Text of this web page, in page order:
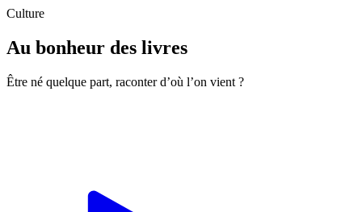
Culture
Au bonheur des livres
Être né quelque part, raconter d’où l’on vient ?